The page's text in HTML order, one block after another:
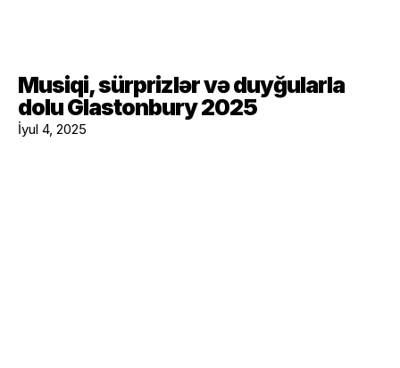
Musiqi, sürprizlər və duyğularla
dolu Glastonbury 2025
İyul 4, 2025